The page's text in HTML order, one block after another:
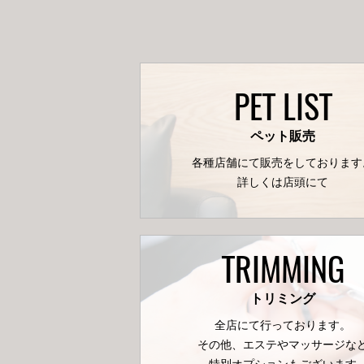
PET LIST
ペット販売
各種店舗にて販売をしておりま
詳しくは店頭にて
TRIMMING
トリミング
全店にて行っております。
その他、エステやマッサージな